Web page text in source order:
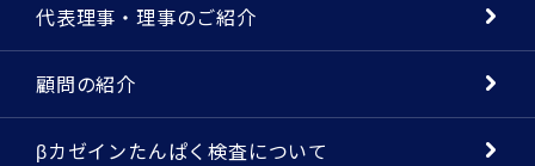
代表理事・理事のご紹介
顧問の紹介
βカゼインたんぱく検査について